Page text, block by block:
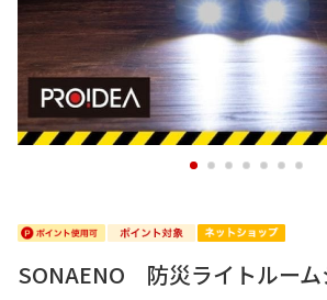
1 2 3 4 5 6 7
SONAENO 防災ライトルー